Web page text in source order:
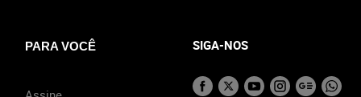
PARA VOCÊ SIGA-NOS